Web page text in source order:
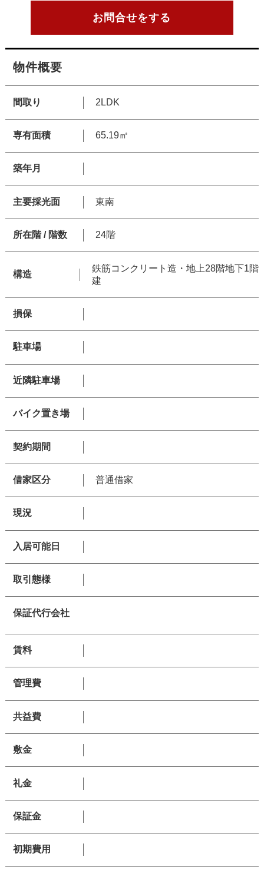
お問合せをする
物件概要
間取り 2LDK
専有面積 65.19㎡
築年月
主要採光面 東南
所在階 / 階数 24階
構造
鉄筋コンクリート造・地上28階地下1階
建
損保
駐車場
近隣駐車場
バイク置き場
契約期間
借家区分 普通借家
現況
入居可能日
取引態様
保証代行会社
賃料
管理費
共益費
敷金
礼金
保証金
初期費用